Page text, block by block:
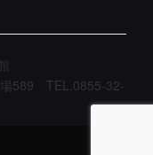
589 TEL.0855-32-